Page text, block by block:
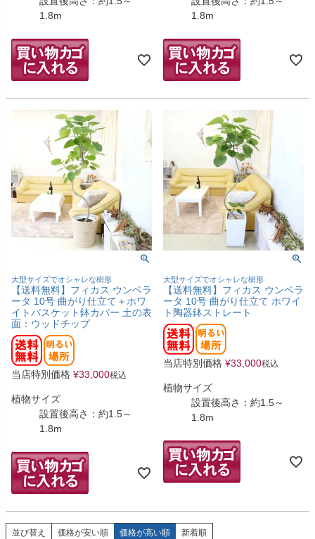
1.8m
1.8m
大型サイズでオシャレな樹形
【送料無料】フィカス ウンベラ
ータ 10号 曲がり仕立て＋ホワ
イトバスケット鉢カバー 土の表
面：ウッドチップ
当店特別価格 ¥33,000税込
植物サイズ
設置後高さ：約1.5～
1.8m
大型サイズでオシャレな樹形
【送料無料】フィカス ウンベラ
ータ 10号 曲がり仕立て ホワイ
ト陶器鉢ストレート
当店特別価格 ¥33,000税込
植物サイズ
設置後高さ：約1.5～
1.8m
並び替え 価格が安い順 価格が高い順 新着順